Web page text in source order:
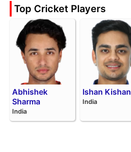
Top Cricket Players
Abhishek
Sharma
India
Ishan Kishan
India